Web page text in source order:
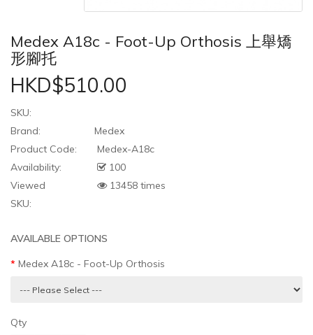
Medex A18c - Foot-Up Orthosis 上舉矯
形腳托
HKD$510.00
SKU:
Brand:
Medex
Product Code:
Medex-A18c
Availability:
100
Viewed
13458 times
SKU:
AVAILABLE OPTIONS
Medex A18c - Foot-Up Orthosis
Qty